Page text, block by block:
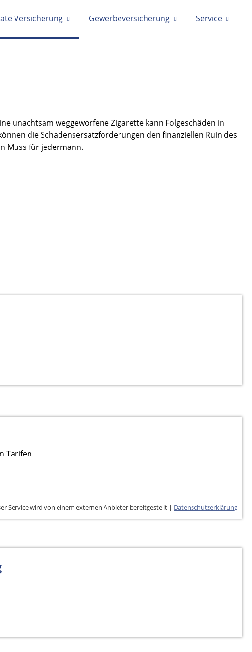
Versicherung Gewerbeversicherung Service
unachtsam weggeworfene Zigarette kann Folgeschäden in
die Schadensersatzforderungen den finanziellen Ruin des
Muss für jedermann.
Tarifen
Service wird von einem externen Anbieter bereitgestellt | Datenschutzerklärung